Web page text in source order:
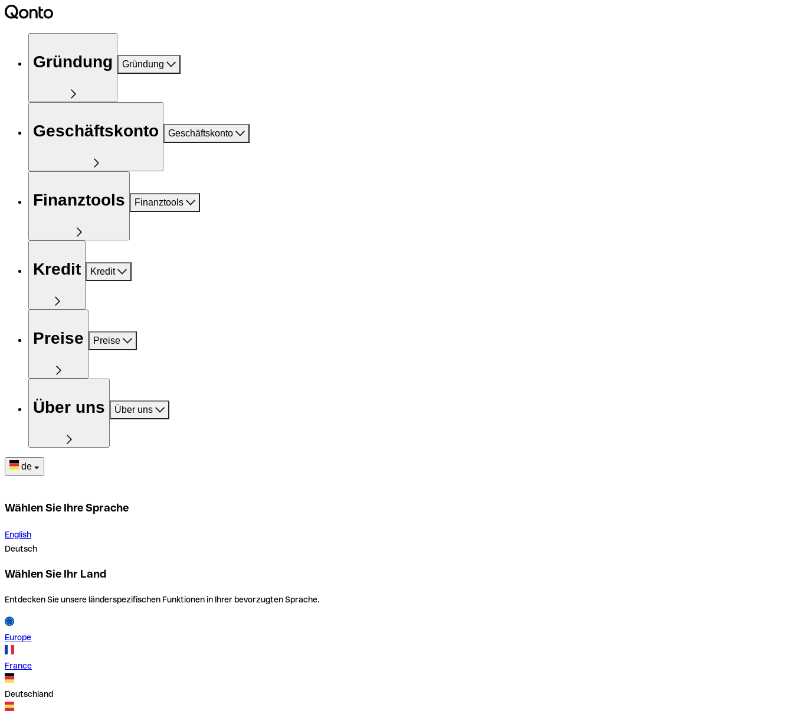
Gründung Gründung
Geschäftskonto Geschäftskonto
Finanztools Finanztools
Kredit Kredit
Preise Preise
Über uns Über uns
de
Wählen Sie Ihre Sprache
English
Deutsch
Wählen Sie Ihr Land
Entdecken Sie unsere länderspezifischen Funktionen in Ihrer bevorzugten Sprache.
Europe
France
Deutschland